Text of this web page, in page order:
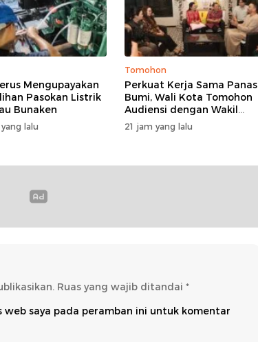
Mengupayakan
Pasokan Listrik
Bunaken
lalu
Tomohon
Perkuat Kerja Sama Panas
Bumi, Wali Kota Tomohon
Audiensi dengan Wakil
Dubes Selandia Baru
21 jam yang lalu
Ruas yang wajib ditandai *
web saya pada peramban ini untuk komentar